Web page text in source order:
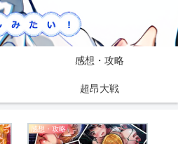
感想・攻略
超昂大戦
感想・攻略